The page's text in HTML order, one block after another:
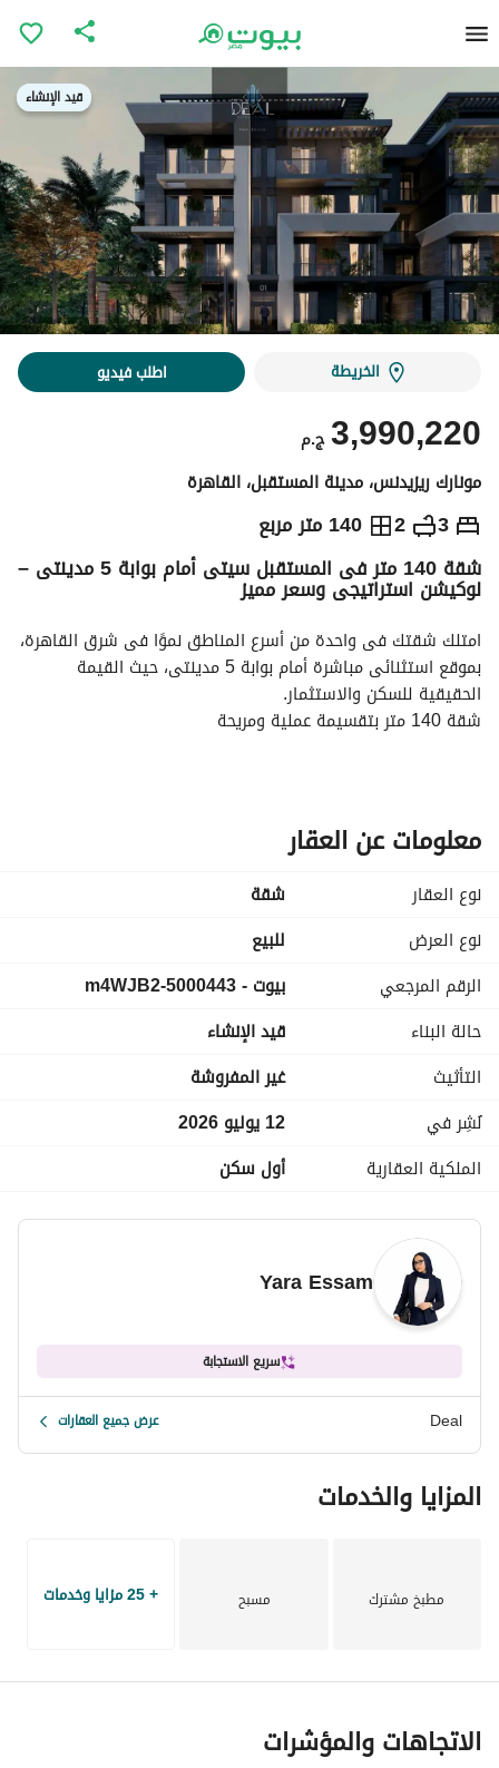
قيد الإنشاء
قيد الإنشاء
الخريطة اطلب فيديو
ج.م3,990,220
مونارك ريزيدنس، مدينة المستقبل، القاهرة
3
2 140 متر مربع ج.م 3,990,220
الاماكن القريبة شقة 140 متر فى المستقبل سيتى أمام بوابة 5 مدينتى –
لوكيشن استراتيجى وسعر مميز
الحقيقية للسكن والاستثمار.
شقة 140 متر بتقسيمة عملية ومريحة
فرصة سكن واستثمار فى قلب المستقبل سيتى
متزايدة، فدى واحدة من أفضل الفرص المتاحة حاليًا.
الأكثر طلبًا والأسرع فى البيع.
معلومات عن العقار
نوع العقار
شقة
نوع العرض
للبيع
الرقم المرجعي
بيوت - 5000443-m4WJB2
حالة البناء
قيد الإنشاء
التأثيث
غير المفروشة
نُشِر في
12 يوليو 2026
الملكية العقارية
أول سكن
Yara Essam
سريع الاستجابة
Deal عرض جميع العقارات
المزايا والخدمات
مطبخ مشترك مسبح + 25 مزايا وخدمات
الاتجاهات والمؤشرات